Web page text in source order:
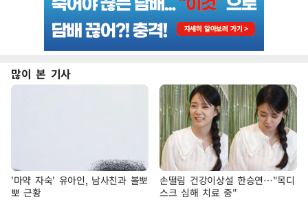
많이 본 기사
'마약 자숙' 유아인, 남사친과 볼뽀
뽀 근황
손떨림 건강이상설 한승연…"목디
스크 심해 치료 중"